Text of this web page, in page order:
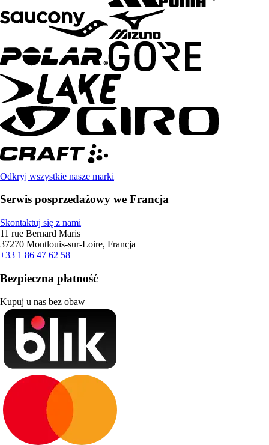
Odkryj wszystkie nasze marki
Serwis posprzedażowy we Francja
Skontaktuj się z nami
11 rue Bernard Maris
37270 Montlouis-sur-Loire, Francja
+33 1 86 47 62 58
Bezpieczna płatność
Kupuj u nas bez obaw